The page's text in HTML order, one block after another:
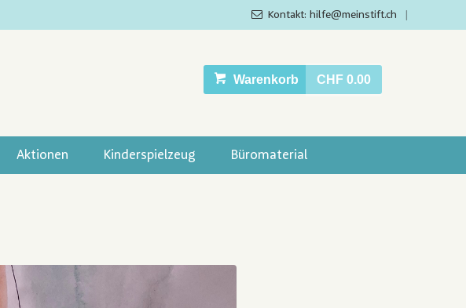
Kontakt: hilfe@meinstift.ch
Warenkorb CHF 0.00
Aktionen Kinderspielzeug Büromaterial